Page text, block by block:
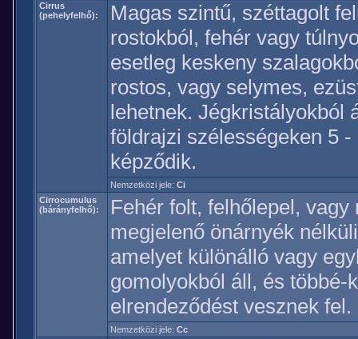
Cirrus
(pehelyfelhő):
Magas szintű, széttagolt
rostokból, fehér vagy
esetleg keskeny
rostos, vagy selymes,
lehetnek. Jégkristályokból
földrajzi szélességeken 5
képződik.
Nemzetközi jele: Ci
Cirrocumulus
(bárányfelhő):
Fehér folt, felhőlepel, vagy
megjelenő önárnyék
amelyet különálló vagy
gomolyokból áll, és többé-
elrendeződést vesznek fel.
Nemzetközi jele: Cc